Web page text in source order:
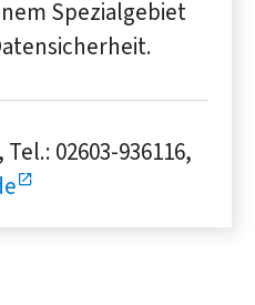
Spezialgebiet
02603-936116,